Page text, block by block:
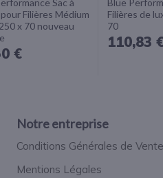
Sac à
Filières Médium
x 70 nouveau
€
Blue
Filières de
70
110,83
Notre entreprise
Conditions Générales de Vente
Mentions Légales